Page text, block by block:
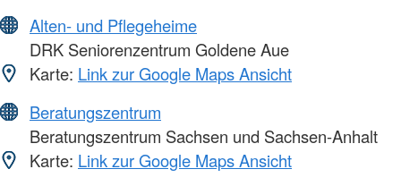
Alten- und Pflegeheime
DRK Seniorenzentrum Goldene Aue
Karte: Link zur Google Maps Ansicht
Beratungszentrum
Beratungszentrum Sachsen und Sachsen-Anhalt
Karte: Link zur Google Maps Ansicht